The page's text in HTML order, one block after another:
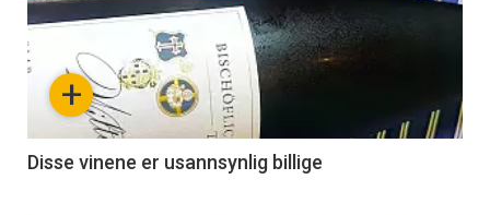
akkurat
nå
3
+
Disse vinene er usannsynlig billige